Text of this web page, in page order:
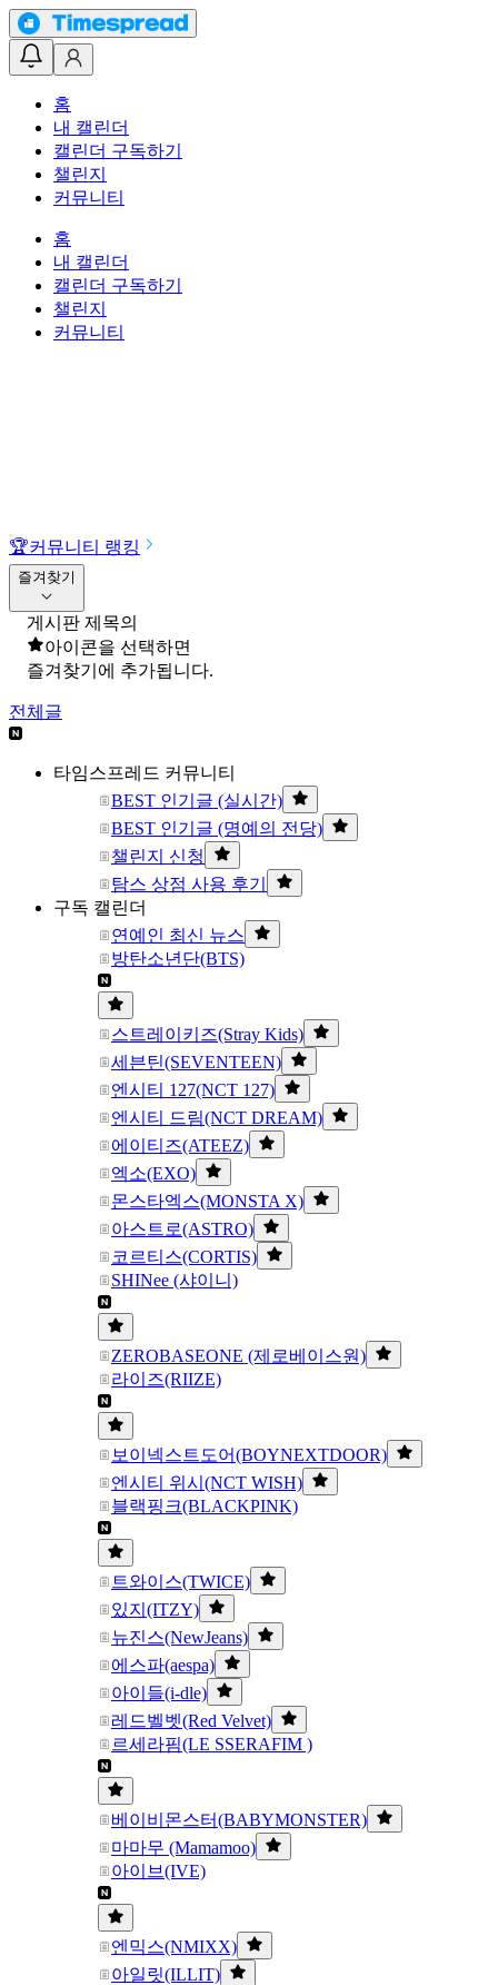
홈
내 캘린더
캘린더 구독하기
챌린지
커뮤니티
홈
내 캘린더
캘린더 구독하기
챌린지
커뮤니티
🏆커뮤니티 랭킹
즐겨찾기
게시판 제목의
아이콘을 선택하면
즐겨찾기에 추가됩니다.
전체글
타임스프레드 커뮤니티
BEST 인기글 (실시간)
BEST 인기글 (명예의 전당)
챌린지 신청
탐스 상점 사용 후기
구독 캘린더
연예인 최신 뉴스
방탄소년단(BTS)
스트레이키즈(Stray Kids)
세븐틴(SEVENTEEN)
엔시티 127(NCT 127)
엔시티 드림(NCT DREAM)
에이티즈(ATEEZ)
엑소(EXO)
몬스타엑스(MONSTA X)
아스트로(ASTRO)
코르티스(CORTIS)
SHINee (샤이니)
ZEROBASEONE (제로베이스원)
라이즈(RIIZE)
보이넥스트도어(BOYNEXTDOOR)
엔시티 위시(NCT WISH)
블랙핑크(BLACKPINK)
트와이스(TWICE)
있지(ITZY)
뉴진스(NewJeans)
에스파(aespa)
아이들(i-dle)
레드벨벳(Red Velvet)
르세라핌(LE SSERAFIM )
베이비몬스터(BABYMONSTER)
마마무 (Mamamoo)
아이브(IVE)
엔믹스(NMIXX)
아일릿(ILLIT)